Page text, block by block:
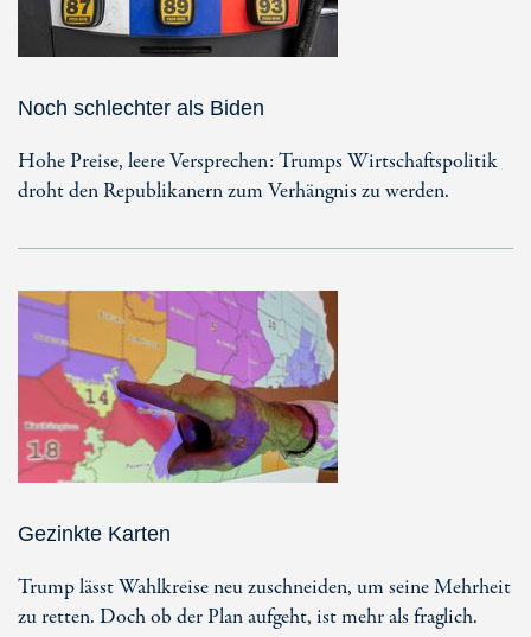
Noch schlechter als Biden
Hohe Preise, leere Versprechen: Trumps Wirtschaftspolitik
droht den Republikanern zum Verhängnis zu werden.
Gezinkte Karten
Trump lässt Wahlkreise neu zuschneiden, um seine Mehrheit
zu retten. Doch ob der Plan aufgeht, ist mehr als fraglich.